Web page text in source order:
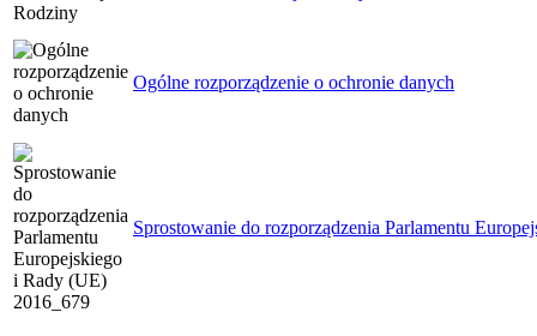
Ogólne rozporządzenie o ochronie danych
Sprostowanie do rozporządzenia Parlamentu